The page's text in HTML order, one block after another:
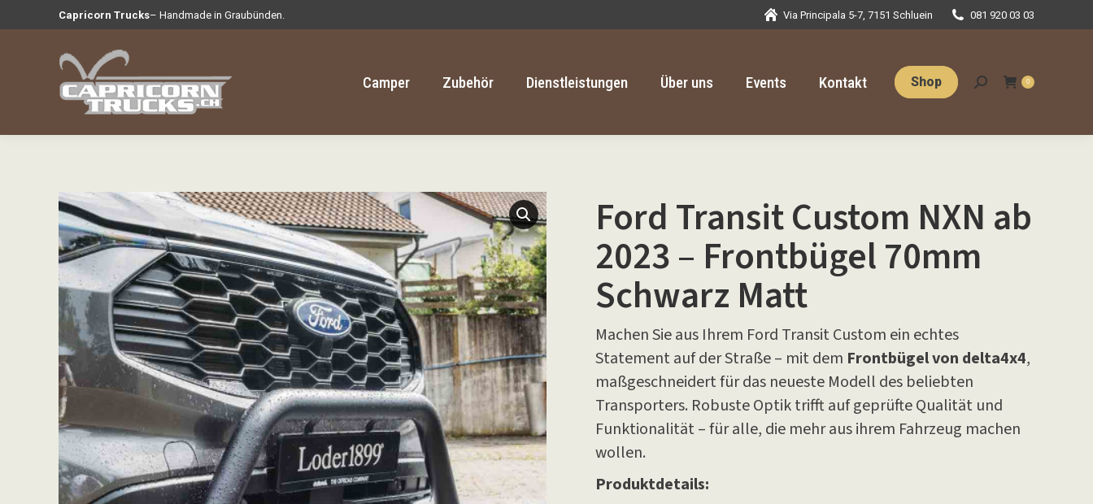
Capricorn Trucks– Handmade in Graubünden. Via Principala 5-7, 7151 Schluein 081 920 03 03
Camper Zubehör Dienstleistungen Über uns Events Kontakt Shop Search: 0
Ford Transit Custom NXN ab
2023 – Frontbügel 70mm
Schwarz Matt
Machen Sie aus Ihrem Ford Transit Custom ein echtes
Statement auf der Straße – mit dem Frontbügel von delta4x4,
maßgeschneidert für das neueste Modell des beliebten
Transporters. Robuste Optik trifft auf geprüfte Qualität und
Funktionalität – für alle, die mehr aus ihrem Fahrzeug machen
wollen.
Produktdetails: